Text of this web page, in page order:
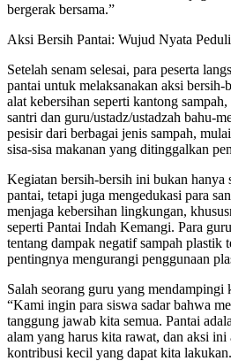
bergerak bersama.”
Aksi Bersih Pantai: Wujud Nyata
Setelah senam selesai, para peserta
pantai untuk melaksanakan aksi bersih-
alat kebersihan seperti kantong
santri dan guru/ustadz/ustadzah bahu-
pesisir dari berbagai jenis sampah,
sisa-sisa makanan yang ditinggalkan
Kegiatan bersih-bersih ini bukan hanya
pantai, tetapi juga mengedukasi para
menjaga kebersihan lingkungan,
seperti Pantai Indah Kemangi. Para
tentang dampak negatif sampah plastik
pentingnya mengurangi penggunaan
Salah seorang guru yang mendampingi
“Kami ingin para siswa sadar bahwa
tanggung jawab kita semua. Pantai
alam yang harus kita rawat, dan aksi ini
kontribusi kecil yang dapat kita